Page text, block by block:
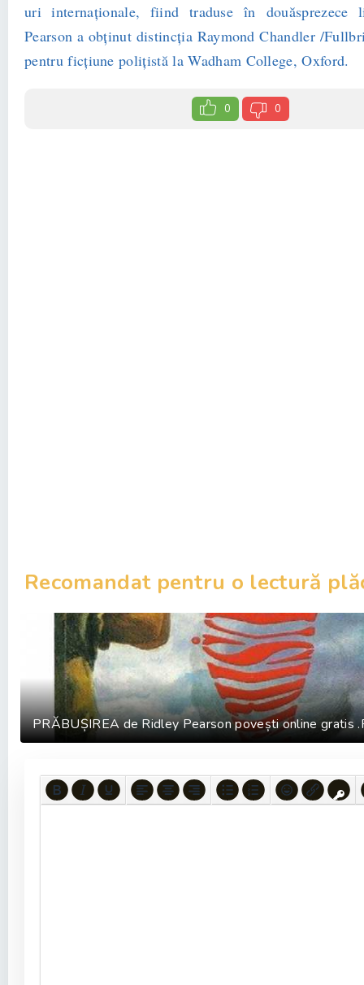
uri internaţionale, fiind traduse în
Pearson a obţinut distincţia Raymond Chandler /
pentru ficţiune poliţistă la Wadham College, Oxford.
0 0
Recomandat pentru o lectură
PRĂBUȘIREA de Ridley Pearson povești online gratis